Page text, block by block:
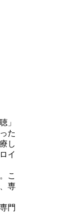
」
た
し
イ
こ
専
門